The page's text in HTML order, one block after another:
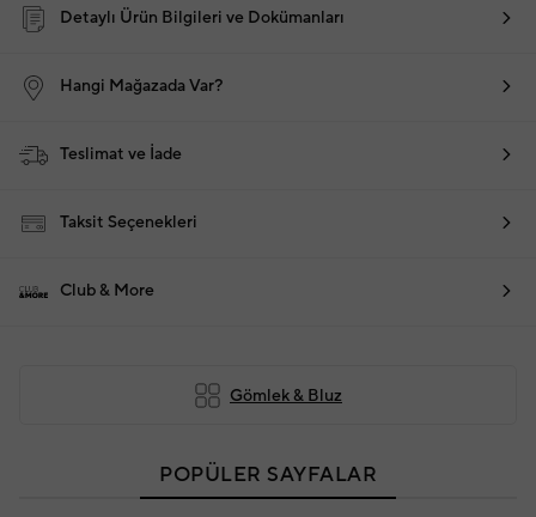
Detaylı Ürün Bilgileri ve Dokümanları
Hangi Mağazada Var?
Teslimat ve İade
Taksit Seçenekleri
Club & More
Gömlek & Bluz
POPÜLER SAYFALAR